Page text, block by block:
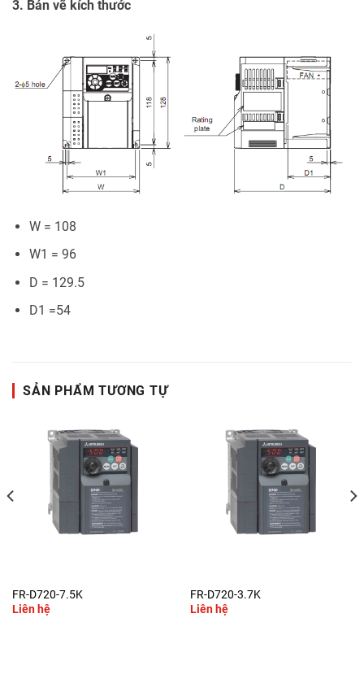
3. Bản vẽ kích thước
W = 108
W1 = 96
D = 129.5
D1 =54
SẢN PHẨM TƯƠNG TỰ
FR-D720-7.5K
Liên hệ
FR-D720-3.7K
Liên hệ